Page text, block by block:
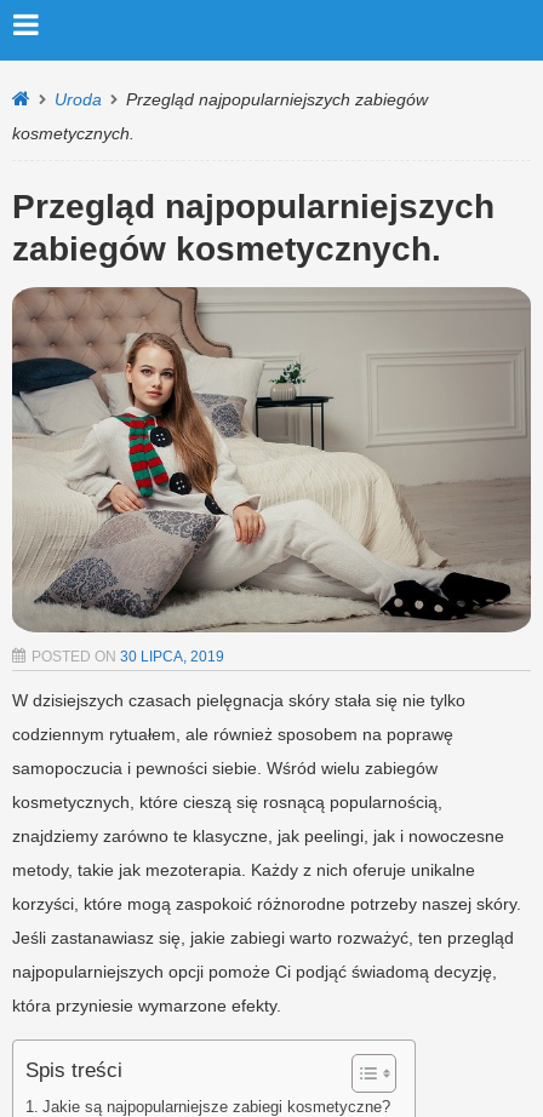
Uroda
Przegląd najpopularniejszych zabiegów
kosmetycznych.
Przegląd najpopularniejszych
zabiegów kosmetycznych.
POSTED ON 30 LIPCA, 2019
W dzisiejszych czasach pielęgnacja skóry stała się nie tylko
codziennym rytuałem, ale również sposobem na poprawę
samopoczucia i pewności siebie. Wśród wielu zabiegów
kosmetycznych, które cieszą się rosnącą popularnością,
znajdziemy zarówno te klasyczne, jak peelingi, jak i nowoczesne
metody, takie jak mezoterapia. Każdy z nich oferuje unikalne
korzyści, które mogą zaspokoić różnorodne potrzeby naszej skóry.
Jeśli zastanawiasz się, jakie zabiegi warto rozważyć, ten przegląd
najpopularniejszych opcji pomoże Ci podjąć świadomą decyzję,
która przyniesie wymarzone efekty.
Spis treści
Jakie są najpopularniejsze zabiegi kosmetyczne?